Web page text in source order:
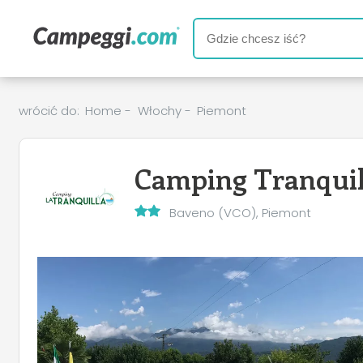
wrócić do: Home - Włochy- Piemont
Camping
Baveno (VCO), Piemont